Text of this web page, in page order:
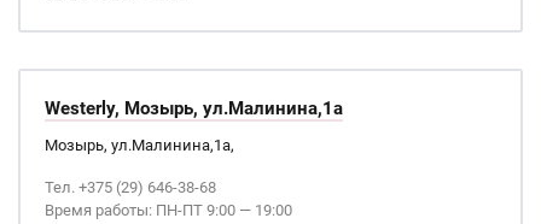
Westerly, Мозырь, ул.Малинина,1а
Мозырь, ул.Малинина,1а,
Тел. +375 (29) 646-38-68
Время работы: ПН-ПТ 9:00 — 19:00